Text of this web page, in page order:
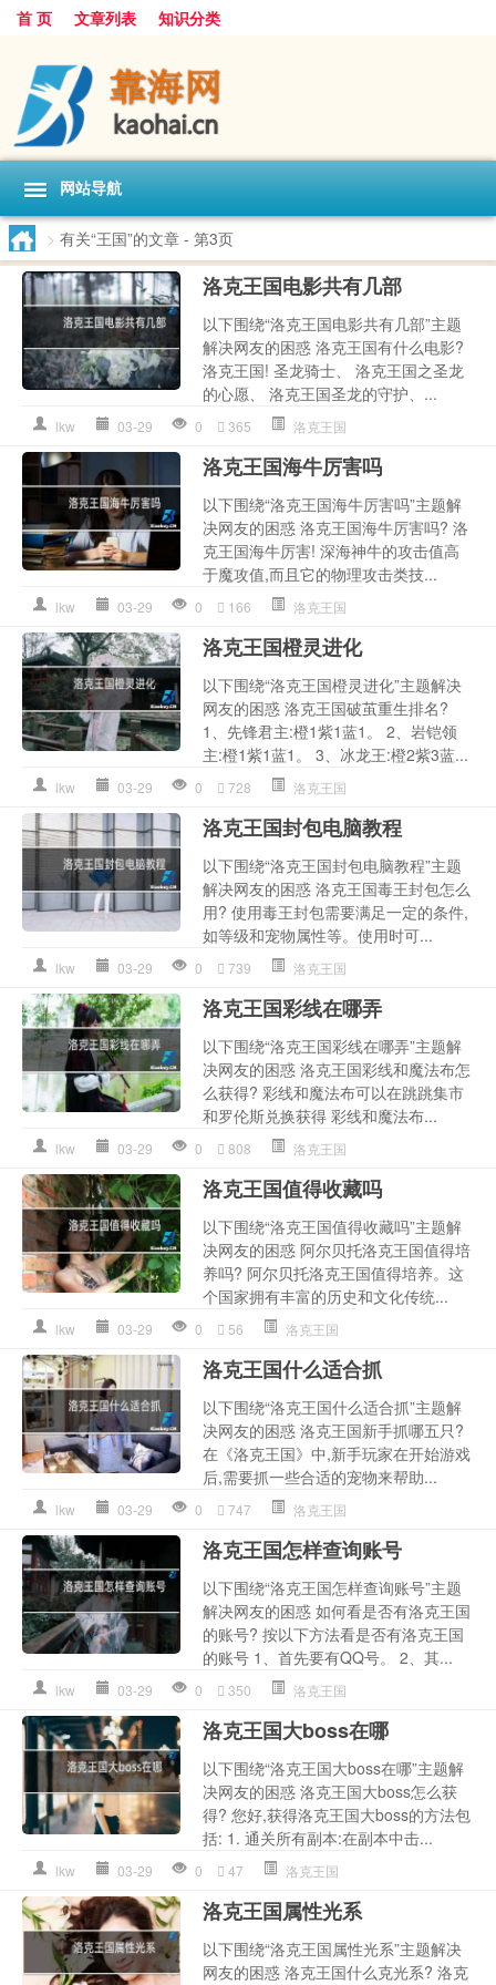
首 页 文章列表 知识分类
网站导航
> 有关“王国”的文章 - 第3页
洛克王国电影共有几部
以下围绕“洛克王国电影共有几部”主题
解决网友的困惑 洛克王国有什么电影?
洛克王国! 圣龙骑士、 洛克王国之圣龙
的心愿、 洛克王国圣龙的守护、...
lkw 03-29 0 365 洛克王国
洛克王国海牛厉害吗
以下围绕“洛克王国海牛厉害吗”主题解
决网友的困惑 洛克王国海牛厉害吗? 洛
克王国海牛厉害! 深海神牛的攻击值高
于魔攻值,而且它的物理攻击类技...
lkw 03-29 0 166 洛克王国
洛克王国橙灵进化
以下围绕“洛克王国橙灵进化”主题解决
网友的困惑 洛克王国破茧重生排名?
1、先锋君主:橙1紫1蓝1。 2、岩铠领
主:橙1紫1蓝1。 3、冰龙王:橙2紫3蓝...
lkw 03-29 0 728 洛克王国
洛克王国封包电脑教程
以下围绕“洛克王国封包电脑教程”主题
解决网友的困惑 洛克王国毒王封包怎么
用? 使用毒王封包需要满足一定的条件,
如等级和宠物属性等。使用时可...
lkw 03-29 0 739 洛克王国
洛克王国彩线在哪弄
以下围绕“洛克王国彩线在哪弄”主题解
决网友的困惑 洛克王国彩线和魔法布怎
么获得? 彩线和魔法布可以在跳跳集市
和罗伦斯兑换获得 彩线和魔法布...
lkw 03-29 0 808 洛克王国
洛克王国值得收藏吗
以下围绕“洛克王国值得收藏吗”主题解
决网友的困惑 阿尔贝托洛克王国值得培
养吗? 阿尔贝托洛克王国值得培养。这
个国家拥有丰富的历史和文化传统...
lkw 03-29 0 56 洛克王国
洛克王国什么适合抓
以下围绕“洛克王国什么适合抓”主题解
决网友的困惑 洛克王国新手抓哪五只?
在《洛克王国》中,新手玩家在开始游戏
后,需要抓一些合适的宠物来帮助...
lkw 03-29 0 747 洛克王国
洛克王国怎样查询账号
以下围绕“洛克王国怎样查询账号”主题
解决网友的困惑 如何看是否有洛克王国
的账号? 按以下方法看是否有洛克王国
的账号 1、首先要有QQ号。 2、其...
lkw 03-29 0 350 洛克王国
洛克王国大boss在哪
以下围绕“洛克王国大boss在哪”主题解
决网友的困惑 洛克王国大boss怎么获
得? 您好,获得洛克王国大boss的方法包
括: 1. 通关所有副本:在副本中击...
lkw 03-29 0 47 洛克王国
洛克王国属性光系
以下围绕“洛克王国属性光系”主题解决
网友的困惑 洛克王国什么克光系? 洛克